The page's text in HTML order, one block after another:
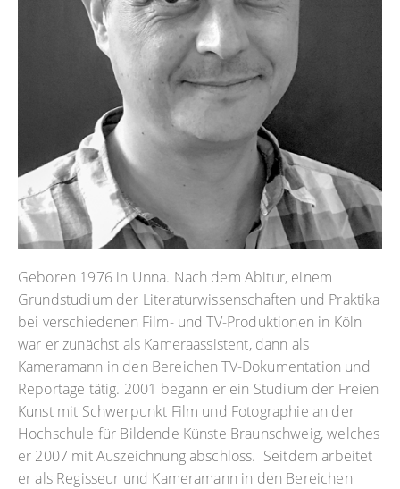
Geboren 1976 in Unna. Nach dem Abitur, einem
Grundstudium der Literaturwissenschaften und Praktika
bei verschiedenen Film- und TV-Produktionen in Köln
war er zunächst als Kameraassistent, dann als
Kameramann in den Bereichen TV-Dokumentation und
Reportage tätig. 2001 begann er ein Studium der Freien
Kunst mit Schwerpunkt Film und Fotographie an der
Hochschule für Bildende Künste Braunschweig, welches
er 2007 mit Auszeichnung abschloss. Seitdem arbeitet
er als Regisseur und Kameramann in den Bereichen